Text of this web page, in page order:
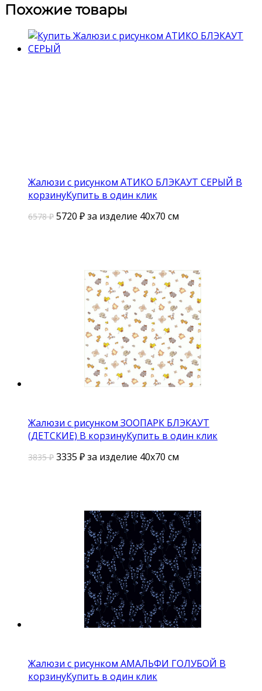
Похожие товары
Жалюзи с рисунком АТИКО БЛЭКАУТ СЕРЫЙ В
корзинуКупить в один клик
6578 ₽ 5720 ₽за изделие 40х70 см
Жалюзи с рисунком ЗООПАРК БЛЭКАУТ
(ДЕТСКИЕ) В корзинуКупить в один клик
3835 ₽ 3335 ₽за изделие 40х70 см
Жалюзи с рисунком АМАЛЬФИ ГОЛУБОЙ В
корзинуКупить в один клик